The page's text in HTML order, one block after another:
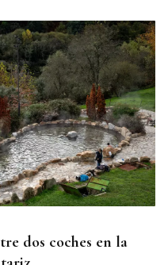
dos coches en la